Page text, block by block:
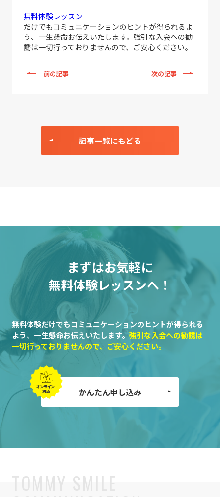
無料体験レッスン
だけでもコミュニケーションのヒントが得られるよ
う、一生懸命お伝えいたします。強引な入会への勧
誘は一切行っておりませんので、ご安心ください。
前の記事 次の記事
記事一覧にもどる
まずはお気軽に
無料体験レッスンへ！
無料体験だけでもコミュニケーションのヒントが得られる
よう、一生懸命お伝えいたします。 強引な入会への勧誘は
一切行っておりませんので、ご安心ください。
かんたん申し込み